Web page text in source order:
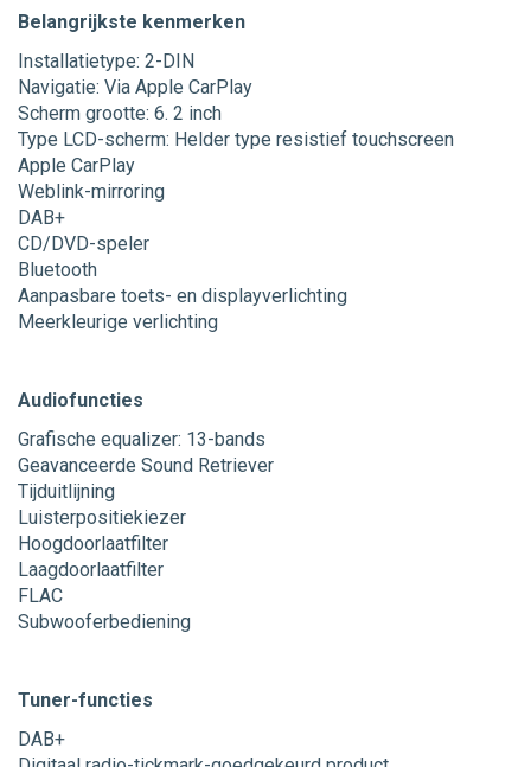
Belangrijkste kenmerken
Installatietype: 2-DIN
Navigatie: Via Apple CarPlay
Scherm grootte: 6. 2 inch
Type LCD-scherm: Helder type resistief touchscreen
Apple CarPlay
Weblink-mirroring
DAB+
CD/DVD-speler
Bluetooth
Aanpasbare toets- en displayverlichting
Meerkleurige verlichting
Audiofuncties
Grafische equalizer: 13-bands
Geavanceerde Sound Retriever
Tijduitlijning
Luisterpositiekiezer
Hoogdoorlaatfilter
Laagdoorlaatfilter
FLAC
Subwooferbediening
Tuner-functies
DAB+